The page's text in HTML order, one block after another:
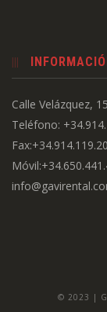
Calle Velázquez,
Teléfono:
© 2023 |